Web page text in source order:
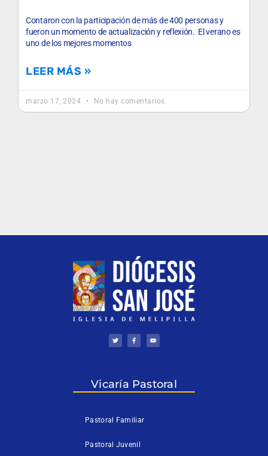
Contaron con la participación de más de 400 personas y
fueron un momento de actualización y reflexión. El verano es
uno de los mejores momentos
LEER MÁS »
marzo 17, 2024 No hay comentarios
T
w
i
F
a
c
-
f
Y
o
u
Vicaría Pastoral
Pastoral Familiar
Pastoral Juvenil